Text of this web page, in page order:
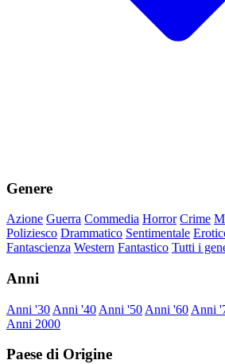
Genere
Azione Guerra Commedia Horror Crime
Poliziesco Drammatico Sentimentale
Fantascienza Western Fantastico Tutti i
Anni
Anni '30 Anni '40 Anni '50 Anni '60 Anni
Anni 2000
Paese di Origine